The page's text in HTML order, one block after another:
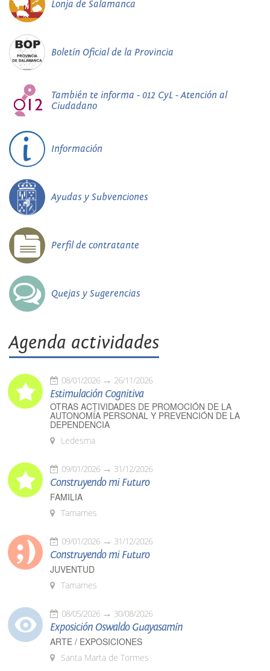
Lonja de Salamanca
Boletín Oficial de la Provincia
También te informa - 012 CyL - Atención al
Ciudadano
Información
Ayudas y Subvenciones
Perfil de contratante
Quejas y Sugerencias
Agenda actividades
08/01/2026 26/11/2026
Estimulación Cognitiva
OTRAS ACTIVIDADES DE PROMOCIÓN DE LA
AUTONOMÍA PERSONAL Y PREVENCIÓN DE LA
DEPENDENCIA
Ledesma
09/01/2026 31/12/2026
Construyendo mi Futuro
FAMILIA
Tamames
09/01/2026 31/12/2026
Construyendo mi Futuro
JUVENTUD
Tamames
08/05/2026 30/08/2026
Exposición Oswaldo Guayasamín
ARTE / EXPOSICIONES
Santa Marta de Tormes